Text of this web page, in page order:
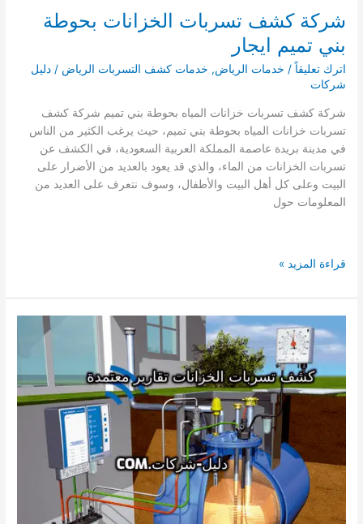
شركة كشف تسربات الخزانات بحوطة
بني تميم ايجار
اترك تعليقاً / خدمات الرياض, خدمات كشف التسربات الرياض /دليل
شركات
شركة كشف تسربات خزانات المياه بحوطة بني تميم شركة كشف
تسربات خزانات المياه بحوطة بني تميم، حيث يرغب الكثير من الناس
في مدينة بريدة عاصمة المملكة العربية السعودية، في الكشف عن
تسربات الخزانات من الماء، والذي قد يعود بالعديد من الأضرار على
البيت وعلى كل أهل البيت والأطفال، وسوف نتعرف على العديد من
المعلومات حول
شركة
تسربات
الخزانات
بحوطة
بني
ايجار
قراءة المزيد »